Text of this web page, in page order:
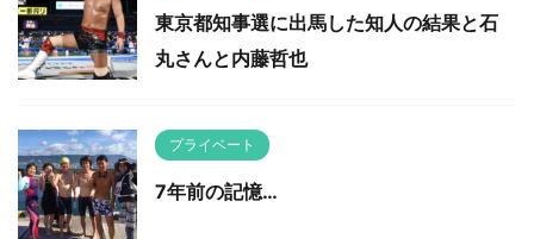
東京都知事選に出馬した知人の結果と石
丸さんと内藤哲也
プライベート
7年前の記憶…